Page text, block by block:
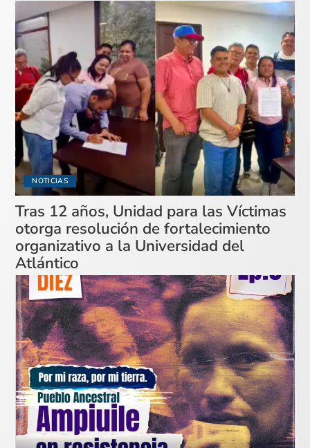
NOTICIAS
Tras 12 años, Unidad para las Víctimas
otorga resolución de fortalecimiento
organizativo a la Universidad del
Atlántico